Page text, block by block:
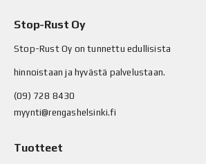
Stop-Rust Oy
Stop-Rust Oy on tunnettu edullisista
hinnoistaan ja hyvästä palvelustaan.
(09) 728 8430
myynti@rengashelsinki.fi
Tuotteet